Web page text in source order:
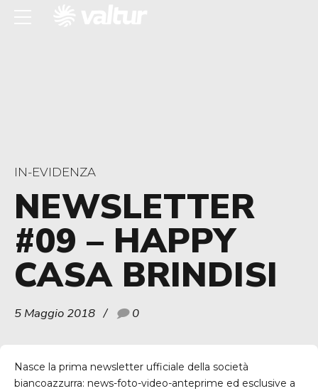
IN-EVIDENZA
NEWSLETTER
#09 – HAPPY
CASA BRINDISI
5 Maggio 2018 0
Nasce la prima newsletter ufficiale della società
biancoazzurra: news-foto-video-anteprime ed esclusive a